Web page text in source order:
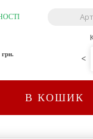
грн. <
В КОШИК